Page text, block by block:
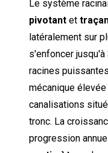
Le système
pivotant et
latéralement sur
s'enfoncer jusqu'à
racines
mécanique
canalisations
tronc. La
progression